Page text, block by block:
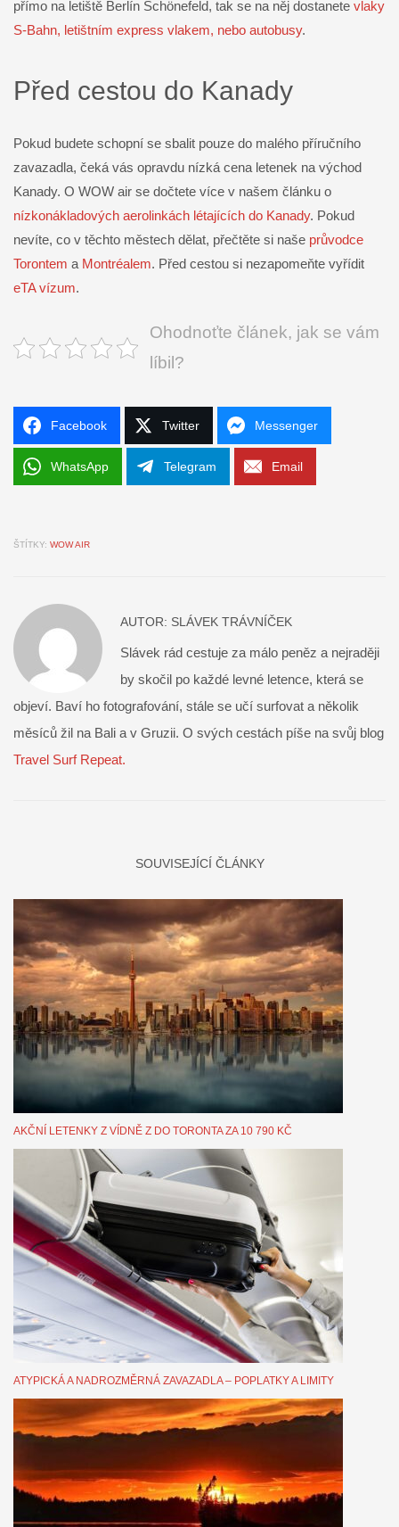
přímo na letiště Berlín Schönefeld, tak se na něj dostanete vlaky
S-Bahn, letištním express vlakem, nebo autobusy.
Před cestou do Kanady
Pokud budete schopní se sbalit pouze do malého příručního
zavazadla, čeká vás opravdu nízká cena letenek na východ
Kanady. O WOW air se dočtete více v našem článku o
nízkonákladových aerolinkách létajících do Kanady. Pokud
nevíte, co v těchto městech dělat, přečtěte si naše průvodce
Torontem a Montréalem. Před cestou si nezapomeňte vyřídit
eTA vízum.
Ohodnoťte článek, jak se vám
líbil?
Facebook Twitter Messenger
WhatsApp Telegram Email
ŠTÍTKY: WOW AIR
AUTOR: SLÁVEK TRÁVNÍČEK
Slávek rád cestuje za málo peněz a nejraději
by skočil po každé levné letence, která se
objeví. Baví ho fotografování, stále se učí surfovat a několik
měsíců žil na Bali a v Gruzii. O svých cestách píše na svůj blog
Travel Surf Repeat.
SOUVISEJÍCÍ ČLÁNKY
AKČNÍ LETENKY Z VÍDNĚ Z DO TORONTA ZA 10 790 KČ
ATYPICKÁ A NADROZMĚRNÁ ZAVAZADLA – POPLATKY A LIMITY